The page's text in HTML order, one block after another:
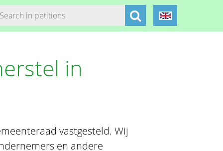
in
vastgesteld. Wij
en andere